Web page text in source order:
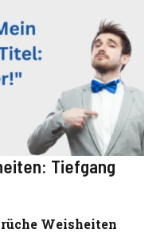
Tiefgang
Weisheiten